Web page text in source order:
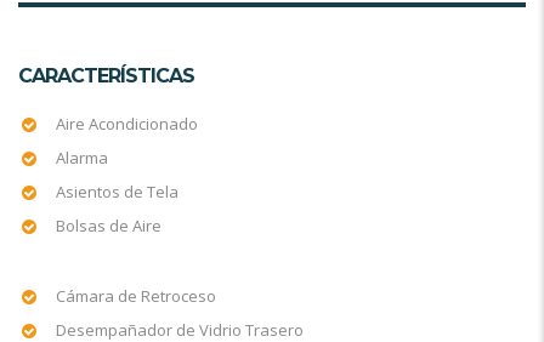
CARACTERÍSTICAS
Aire Acondicionado
Alarma
Asientos de Tela
Bolsas de Aire
Cámara de Retroceso
Desempañador de Vidrio Trasero